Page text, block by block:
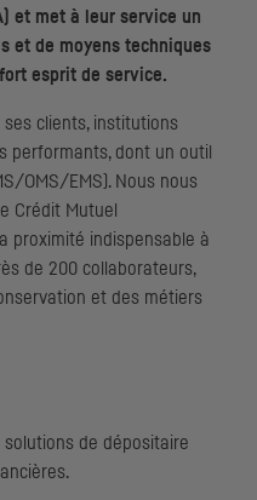
) et met à leur service un
et de moyens techniques
esprit de service.
ses clients, institutions
performants, dont un outil
/OMS/EMS ). Nous nous
Crédit Mutuel
proximité indispensable à
de 200 collaborateurs,
et des métiers
de dépositaire